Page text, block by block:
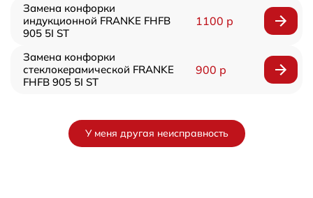
Замена конфорки
индукционной FRANKE FHFB
905 5I ST
1100 р
Замена конфорки
стеклокерамической FRANKE
FHFB 905 5I ST
900 р
У меня другая неисправность